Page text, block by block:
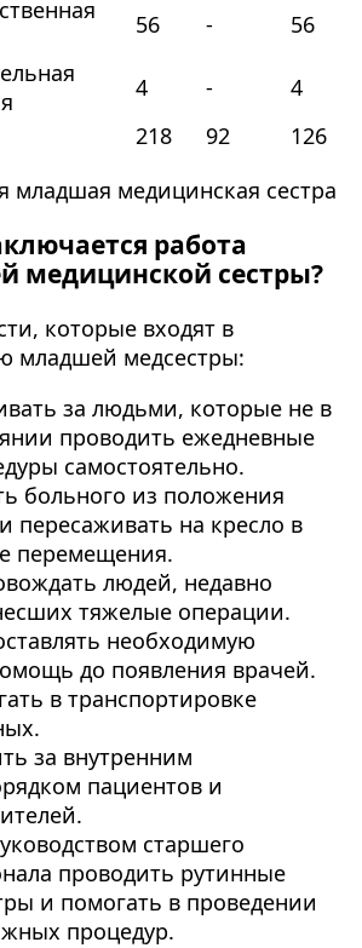
56 - 56
4 -
4
218 92
126
младшая медицинская сестра
работа
медицинской сестры?
которые входят в
младшей медсестры:
за людьми, которые не в
проводить ежедневные
самостоятельно.
больного из положения
пересаживать на кресло в
перемещения.
людей, недавно
тяжелые операции.
необходимую
до появления врачей.
в транспортировке
за внутренним
пациентов и
старшего
проводить рутинные
и помогать в проведении
процедур.